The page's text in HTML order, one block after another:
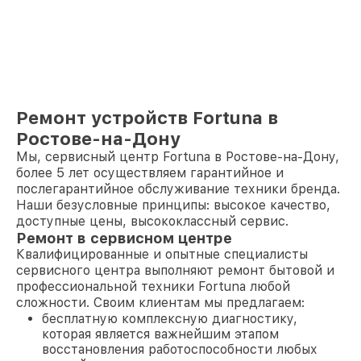
Ремонт устройств Fortuna в
Ростове-на-Дону
Мы, сервисный центр Fortuna в Ростове-на-Дону,
более 5 лет осуществляем гарантийное и
послегарантийное обслуживание техники бренда.
Наши безусловные принципы: высокое качество,
доступные цены, высококлассный сервис.
Ремонт в сервисном центре
Квалифицированные и опытные специалисты
сервисного центра выполняют ремонт бытовой и
профессиональной техники Fortuna любой
сложности. Своим клиентам мы предлагаем:
бесплатную комплексную диагностику,
которая является важнейшим этапом
восстановления работоспособности любых